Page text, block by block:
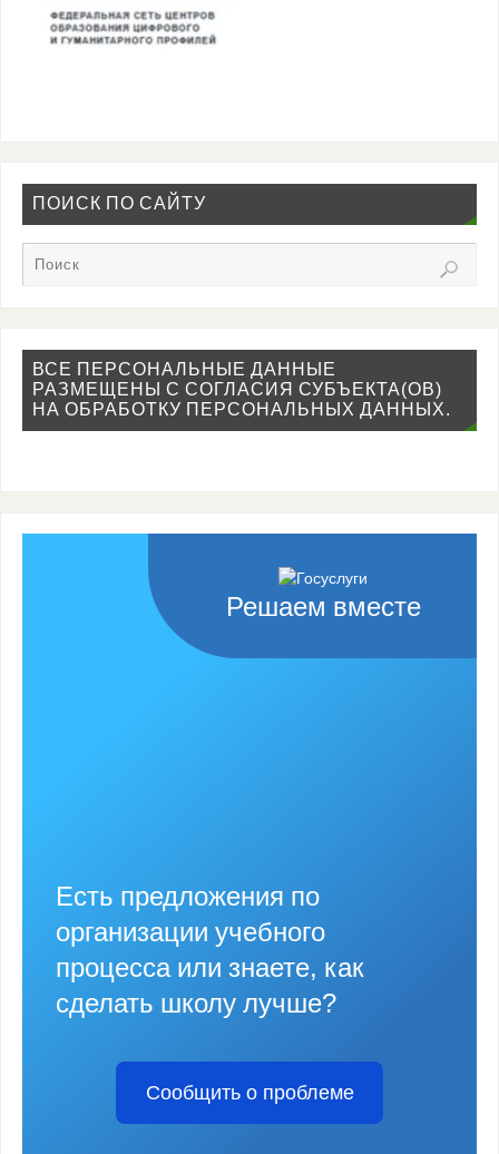
ПОИСК ПО САЙТУ
ВСЕ ПЕРСОНАЛЬНЫЕ ДАННЫЕ
РАЗМЕЩЕНЫ С СОГЛАСИЯ СУБЪЕКТА(ОВ)
НА ОБРАБОТКУ ПЕРСОНАЛЬНЫХ ДАННЫХ.
Решаем вместе
Есть предложения по
организации учебного
процесса или знаете, как
сделать школу лучше?
Сообщить о проблеме